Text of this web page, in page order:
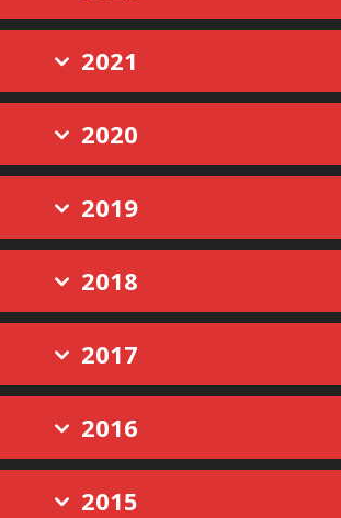
2021
2020
2019
2018
2017
2016
2015